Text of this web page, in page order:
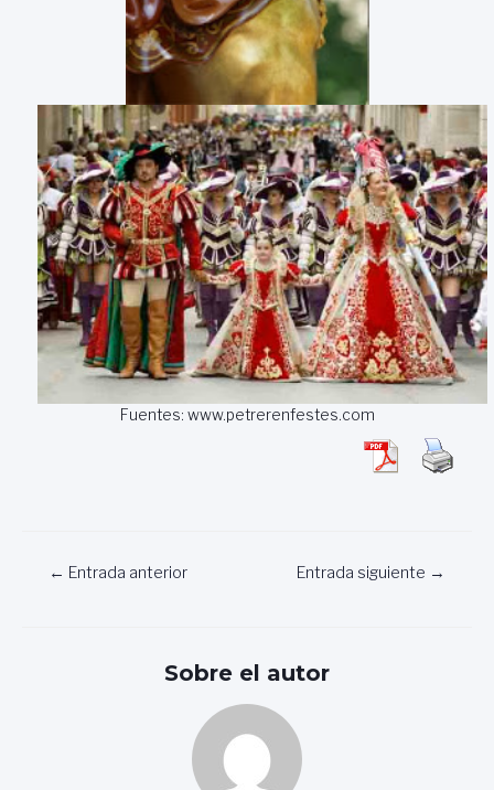
Fuentes: www.petrerenfestes.com
Navegación
← Entrada anterior Entrada siguiente →
Sobre el autor